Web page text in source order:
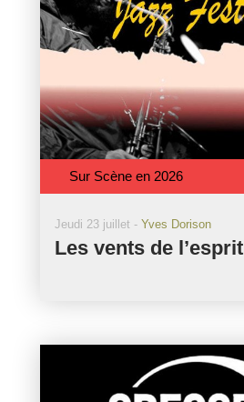
Sur Scène en 2026
Jeudi 23 juillet - Yves Dorison
Les vents de l’esprit